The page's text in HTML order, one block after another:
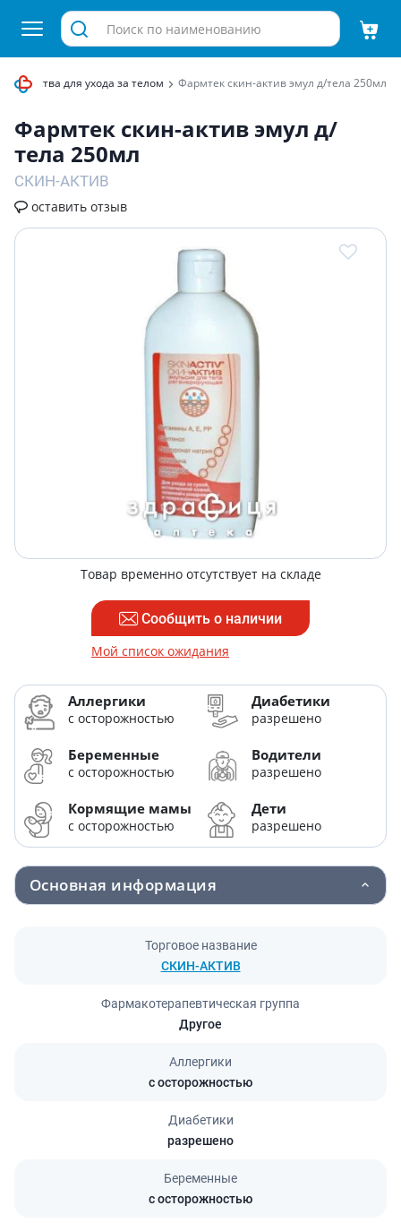
Средства для ухода за телом Фармтек скин-актив эмул д/тела 250мл
Фармтек скин-актив эмул д/
тела 250мл
СКИН-АКТИВ
оставить отзыв
Товар временно отсутствует на складе
Сообщить о наличии
Мой список ожидания
Аллергики
с осторожностью
Диабетики
разрешено
Беременные
с осторожностью
Водители
разрешено
Кормящие мамы
с осторожностью
Дети
разрешено
Основная информация
Торговое название
СКИН-АКТИВ
Фармакотерапевтическая группа
Другое
Аллергики
с осторожностью
Диабетики
разрешено
Беременные
с осторожностью